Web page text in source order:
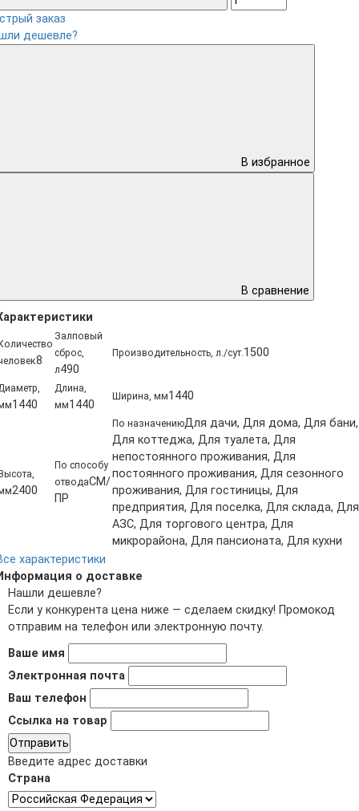
заказ
дешевле?
В избранное
В сравнение
8
Залповый
сброс,
л490
Производительность, л./сут.1500
1440
Длина,
мм1440
Ширина, мм1440
2400
По способу
отводаСМ/
ПР
По назначениюДля дачи, Для дома, Для бани,
Для коттеджа, Для туалета, Для
непостоянного проживания, Для
постоянного проживания, Для сезонного
проживания, Для гостиницы, Для
предприятия, Для поселка, Для склада, Для
АЗС, Для торгового центра, Для
микрорайона, Для пансионата, Для кухни
характеристики
о доставке
Нашли дешевле?
Если у конкурента цена ниже — сделаем скидку! Промокод
отправим на телефон или электронную почту.
Ваше имя
Электронная почта
Ваш телефон
Ссылка на товар
Отправить
Введите адрес доставки
Страна